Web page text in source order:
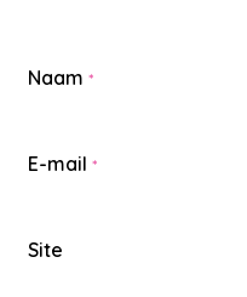
Naam*
E-mail*
Site